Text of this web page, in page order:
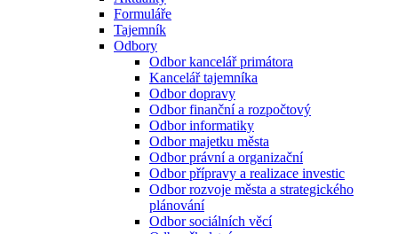
Formuláře
Tajemník
Odbory
Odbor kancelář primátora
Kancelář tajemníka
Odbor dopravy
Odbor finanční a rozpočtový
Odbor informatiky
Odbor majetku města
Odbor právní a organizační
Odbor přípravy a realizace investic
Odbor rozvoje města a strategického
plánování
Odbor sociálních věcí